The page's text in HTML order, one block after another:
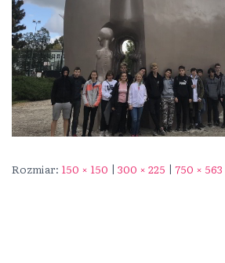
Rozmiar: 150 × 150 | 300 × 225 | 750 × 563